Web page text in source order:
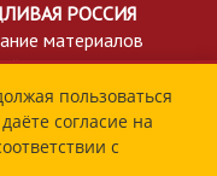
РОССИЯ
материалов
spravedlivo.ru
доступны по
пользоваться
согласие на
с